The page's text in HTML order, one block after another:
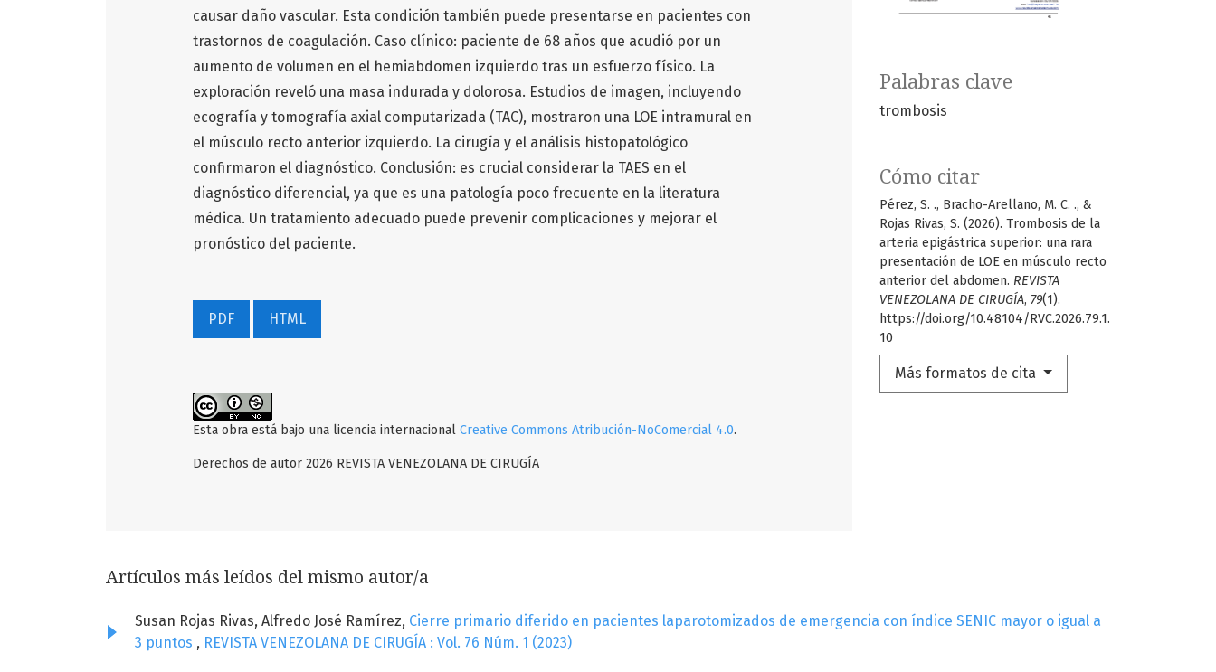
Palabras clave
trombosis
Cómo citar
Pérez, S. ., Bracho-Arellano, M. C. ., &
Rojas Rivas, S. (2026). Trombosis de la
arteria epigástrica superior: una rara
presentación de LOE en músculo recto
anterior del abdomen. REVISTA
VENEZOLANA DE CIRUGÍA, 79(1).
https://doi.org/10.48104/RVC.2026.79.1.
10
Más formatos de cita
causar daño vascular. Esta condición también puede presentarse en pacientes con
trastornos de coagulación. Caso clínico: paciente de 68 años que acudió por un
aumento de volumen en el hemiabdomen izquierdo tras un esfuerzo físico. La
exploración reveló una masa indurada y dolorosa. Estudios de imagen, incluyendo
ecografía y tomografía axial computarizada (TAC), mostraron una LOE intramural en
el músculo recto anterior izquierdo. La cirugía y el análisis histopatológico
confirmaron el diagnóstico. Conclusión: es crucial considerar la TAES en el
diagnóstico diferencial, ya que es una patología poco frecuente en la literatura
médica. Un tratamiento adecuado puede prevenir complicaciones y mejorar el
pronóstico del paciente.
PDF HTML
Esta obra está bajo una licencia internacional Creative Commons Atribución-NoComercial 4.0.
Derechos de autor 2026 REVISTA VENEZOLANA DE CIRUGÍA
Artículos más leídos del mismo autor/a
Susan Rojas Rivas, Alfredo José Ramírez, Cierre primario diferido en pacientes laparotomizados de emergencia con índice SENIC mayor o igual a
3 puntos , REVISTA VENEZOLANA DE CIRUGÍA : Vol. 76 Núm. 1 (2023)